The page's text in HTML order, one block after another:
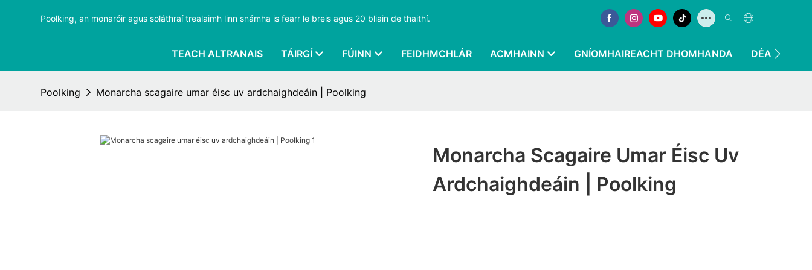
Poolking, an monaróir agus soláthraí trealaimh linn snámha is fearr le breis agus 20 bliain de thaithí.
TEACH ALTRANAIS TÁIRGÍ FÚINN FEIDHMCHLÁR ACMHAINN GNÍOMHAIREACHT DHOMHANDA DÉAN
Poolking Monarcha scagaire umar éisc uv ardchaighdeáin | Poolking
Monarcha Scagaire Umar Éisc Uv
Ardchaighdeáin | Poolking